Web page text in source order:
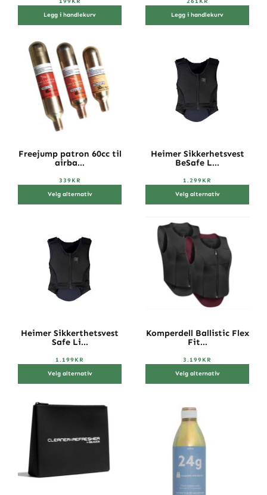
Legg i handlekurv
Legg i handlekurv
Freejump patron 60cc til
airba...
339KR
Velg alternativ
Heimer Sikkerhetsvest
BeSafe L...
1.299KR
Velg alternativ
Heimer Sikkerthetsvest
Safe Li...
1.199KR
Velg alternativ
Komperdell Ballistic Flex
Fit...
3.199KR
Velg alternativ